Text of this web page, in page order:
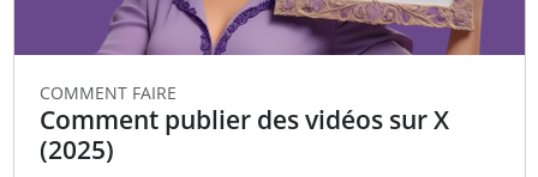
COMMENT FAIRE
Comment publier des vidéos sur X
(2025)